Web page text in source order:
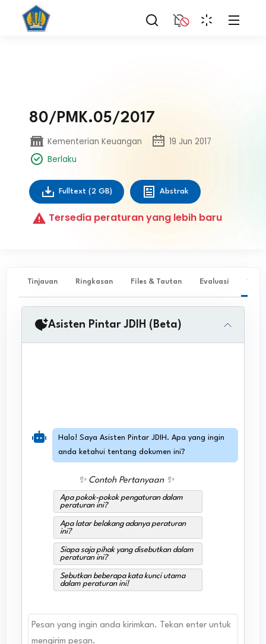
80/PMK.05/2017
Kementerian Keuangan
19 Jun 2017
Berlaku
Fulltext (2 GB) Abstrak
Tersedia peraturan yang lebih baru
Tinjauan Ringkasan Files & Tautan Evaluasi ✨
Asisten Pintar JDIH (Beta)
✨ Contoh Pertanyaan ✨
Apa pokok-pokok pengaturan dalam
peraturan ini?
Apa latar belakang adanya peraturan
ini?
Siapa saja pihak yang disebutkan dalam
peraturan ini?
Sebutkan beberapa kata kunci utama
dalam peraturan ini!
Halo! Saya Asisten Pintar JDIH. Apa yang ingin
anda ketahui tentang dokumen ini?